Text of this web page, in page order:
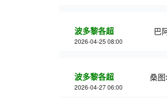
波多黎各超
2026-04-25 08:00
巴
波多黎各超
2026-04-27 06:00
桑